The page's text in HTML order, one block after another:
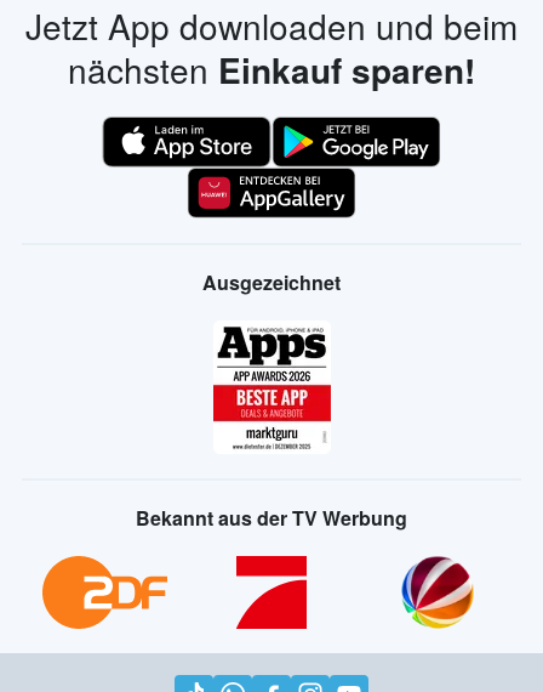
Jetzt App downloaden und beim
nächsten Einkauf sparen!
Ausgezeichnet
Bekannt aus der TV Werbung